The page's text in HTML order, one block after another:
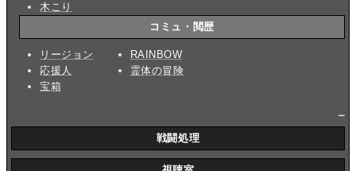
木こり
コミュ・閲歴
リージョン
応援人
宝箱
RAINBOW
霊体の冒険
戦闘処理